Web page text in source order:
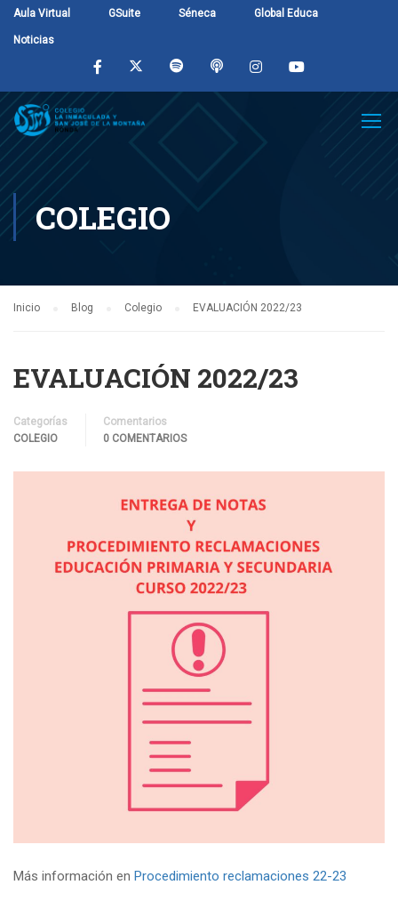
Aula Virtual GSuite Séneca Global Educa
Noticias
COLEGIO
Inicio Blog Colegio EVALUACIÓN 2022/23
EVALUACIÓN 2022/23
Categorías
COLEGIO
Comentarios
0 COMENTARIOS
Más información en Procedimiento reclamaciones 22-23